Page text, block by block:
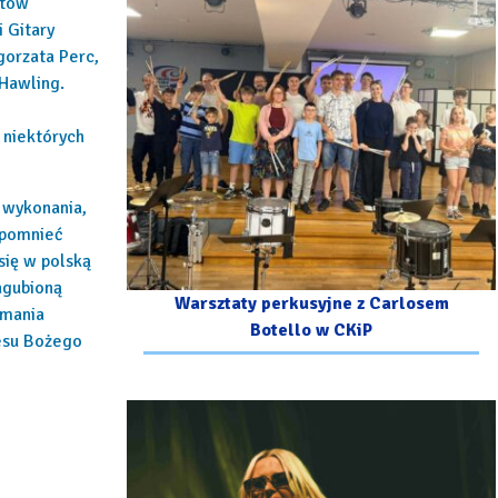
Gitary
Perc,
niektórych
w polską
Bożego
Warsztaty perkusyjne z Carlosem
Botello w CKiP